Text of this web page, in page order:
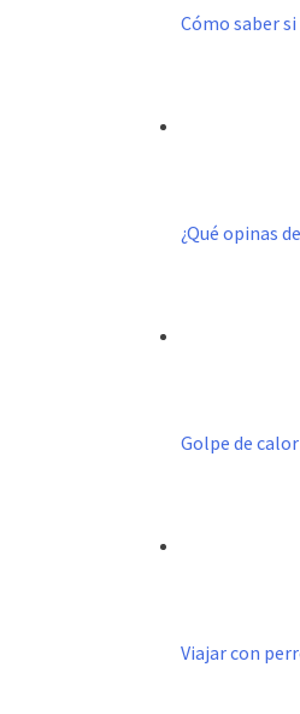
Cómo saber
¿Qué opinas
Golpe de
Viajar con